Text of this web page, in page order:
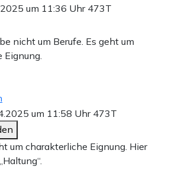
um 11:36 Uhr 473T
nicht um Berufe. Es geht um
Eignung.
um 11:58 Uhr 473T
um charakterliche Eignung. Hier